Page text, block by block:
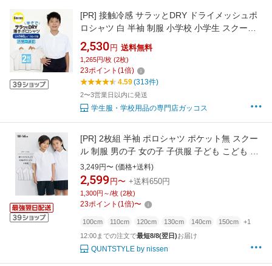
[PR] 接触冷感 サラッとDRY ドライメッシュポ
ロシャツ 白 半袖 制服 小学校 小学生 スクール
吸汗速乾 男の子 女の子 ポリエステル100％ ス
クールポロシャツ 白 キッズ さらさらDRY 夏用
ポロシャツ 猛暑 暑がり 涼しい 暑さ対策 熱中症
対策
2,530 円 送料無料
1,265円/枚 (2枚)
23ポイント (1倍)
4.59(313件)
2〜3営業日以内に発送
学生服・学校用品の専門店ガッコス
[PR] 2枚組 半袖 ポロシャツ ポケット無 スクー
ル 制服 男の子 女の子 子供服 子ども こども キ
ッズ トドラー ジュニア ティーンズ ユニセック
ス 男女兼用 小学校 中学生 高校生 ニッセン
nissen 100 110 120 130 140 150 160 夏服
3,249円〜 (価格+送料)
2,599 円〜 +送料650円
1,300円～/枚 (2枚)
23ポイント (1倍)〜
100cm 110cm 120cm 130cm 140cm 150cm
+1
12:00までの注文で最短8/8(翌日)お届け
QUNTSTYLE by nissen